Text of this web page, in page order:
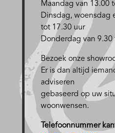
Maandag van 13.00
Dinsdag, woensdag
tot 17.30 uur
Donderdag van 9.30
Bezoek onze
Er is dan altijd
adviseren
gebaseerd op uw
woonwensen.
Telefoonnummer